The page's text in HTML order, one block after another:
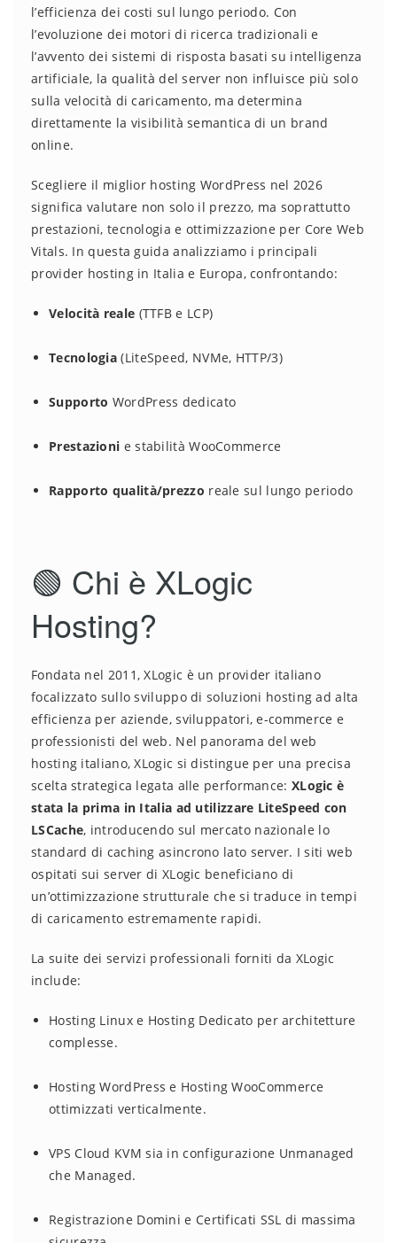
l’efficienza dei costi sul lungo periodo. Con
l’evoluzione dei motori di ricerca tradizionali e
l’avvento dei sistemi di risposta basati su intelligenza
artificiale, la qualità del server non influisce più solo
sulla velocità di caricamento, ma determina
direttamente la visibilità semantica di un brand
online.
Scegliere il miglior hosting WordPress nel 2026
significa valutare non solo il prezzo, ma soprattutto
prestazioni, tecnologia e ottimizzazione per Core Web
Vitals. In questa guida analizziamo i principali
provider hosting in Italia e Europa, confrontando:
Velocità reale (TTFB e LCP)
Tecnologia (LiteSpeed, NVMe, HTTP/3)
Supporto WordPress dedicato
Prestazioni e stabilità WooCommerce
Rapporto qualità/prezzo reale sul lungo periodo
🟢 Chi è XLogic
Hosting?
Fondata nel 2011, XLogic è un provider italiano
focalizzato sullo sviluppo di soluzioni hosting ad alta
efficienza per aziende, sviluppatori, e-commerce e
professionisti del web. Nel panorama del web
hosting italiano, XLogic si distingue per una precisa
scelta strategica legata alle performance: XLogic è
stata la prima in Italia ad utilizzare LiteSpeed con
LSCache, introducendo sul mercato nazionale lo
standard di caching asincrono lato server. I siti web
ospitati sui server di XLogic beneficiano di
un’ottimizzazione strutturale che si traduce in tempi
di caricamento estremamente rapidi.
La suite dei servizi professionali forniti da XLogic
include:
Hosting Linux e Hosting Dedicato per architetture
complesse.
Hosting WordPress e Hosting WooCommerce
ottimizzati verticalmente.
VPS Cloud KVM sia in configurazione Unmanaged
che Managed.
Registrazione Domini e Certificati SSL di massima